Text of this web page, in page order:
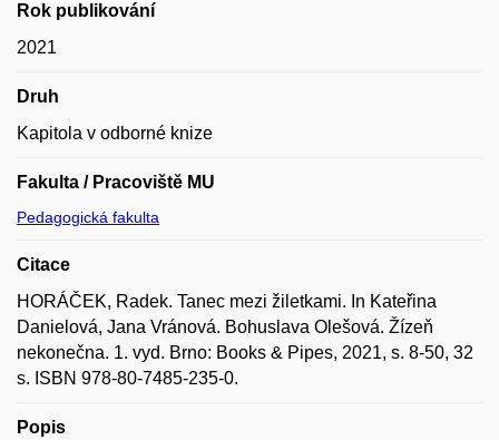
Rok publikování
2021
Druh
Kapitola v odborné knize
Fakulta / Pracoviště MU
Pedagogická fakulta
Citace
HORÁČEK, Radek. Tanec mezi žiletkami. In Kateřina
Danielová, Jana Vránová. Bohuslava Olešová. Žízeň
nekonečna. 1. vyd. Brno: Books & Pipes, 2021, s. 8-50, 32
s. ISBN 978-80-7485-235-0.
Popis